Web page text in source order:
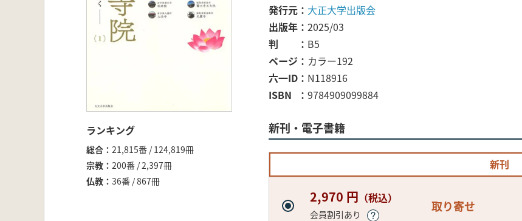
ランキング
総合
21,815番 / 124,819冊
宗教
200番 / 2,397冊
仏教
36番 / 867冊
発行元
大正大学出版会
出版年
2025/03
判
B5
ページ
カラー192
六一ID
N118916
ISBN
9784909099884
新刊・電子書籍
新刊
2,970 円 （税込）
会員割引あり
取り寄せ